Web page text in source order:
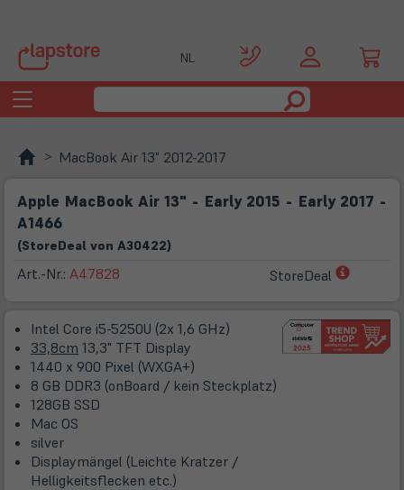
NL
Toggle
navigation
MacBook Air 13" 2012-2017
Apple MacBook Air 13" - Early 2015 - Early 2017 -
A1466
(StoreDeal von A30422)
Art.-Nr.: A47828 StoreDeal
(öffnet
Tab)
Intel Core i5-5250U (2x 1,6 GHz)
33,8cm 13,3" TFT Display
1440 x 900 Pixel (WXGA+)
8 GB DDR3 (onBoard / kein Steckplatz)
128GB SSD
Mac OS
silver
Displaymängel (Leichte Kratzer /
Helligkeitsflecken etc.)